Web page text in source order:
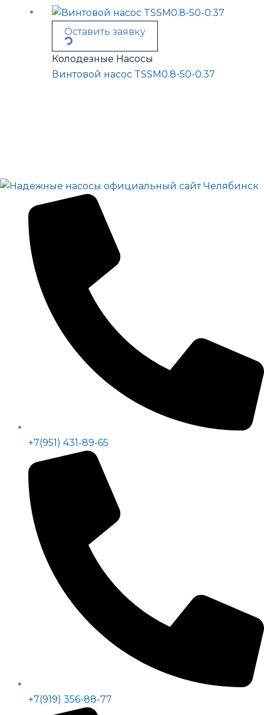
Оставить заявку
Колодезные Насосы
Винтовой насос TSSM0.8-50-0.37
+7(951) 431-89-65
+7(919) 356-88-77